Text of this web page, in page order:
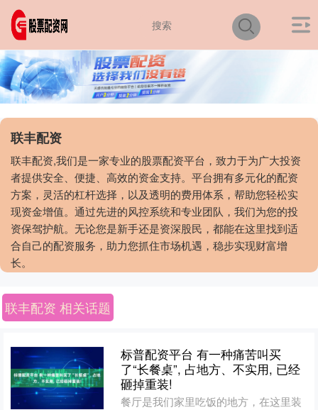
联丰配资
联丰配资,我们是一家专业的股票配资平台，致力于为广大投资
者提供安全、便捷、高效的资金支持。平台拥有多元化的配资
方案，灵活的杠杆选择，以及透明的费用体系，帮助您轻松实
现资金增值。通过先进的风控系统和专业团队，我们为您的投
资保驾护航。无论您是新手还是资深股民，都能在这里找到适
合自己的配资服务，助力您抓住市场机遇，稳步实现财富增
长。
联丰配资 相关话题
标普配资平台 有一种痛苦叫买
了“长餐桌”, 占地方、不实用, 已经
砸掉重装!
餐厅是我们家里吃饭的地方，在这里装